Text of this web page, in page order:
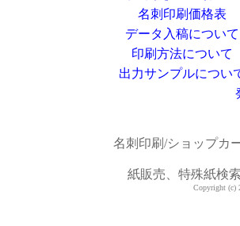
名刺印刷価格表
データ入稿について
印刷方法について
出力サンプルについ
名刺印刷/ショップカ
紙販売、特殊紙検
Copyright (c)